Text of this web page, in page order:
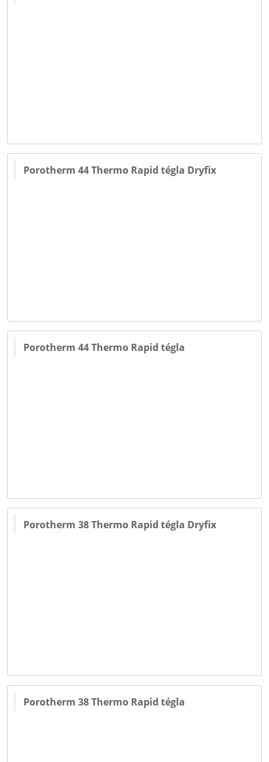
Porotherm 44 Thermo Rapid tégla Dryfix
Porotherm 44 Thermo Rapid tégla
Porotherm 38 Thermo Rapid tégla Dryfix
Porotherm 38 Thermo Rapid tégla